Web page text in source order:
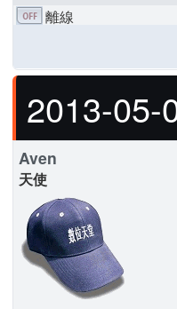
離線
2013-05-
Aven
天使